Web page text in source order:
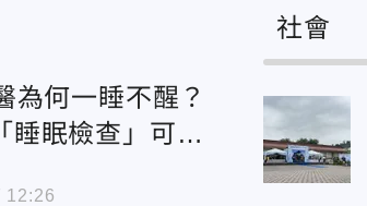
為何一睡不醒？
睡眠檢查」可預
12:26
社會